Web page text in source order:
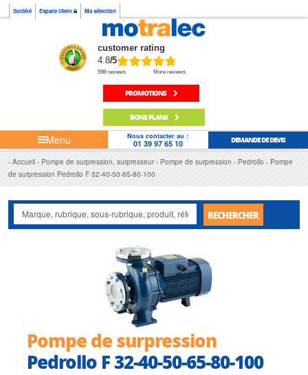
Société Espace client Ma sélection
customer rating
4.8/5
598 reviews More reviews
PROMOTIONS
BONS PLANS
Menu Nous contacter au :
01 39 97 65 10 DEMANDE DE DEVIS
Accueil Pompe de surpression, surpresseur Pompe de surpression Pedrollo
Pompe
de surpression Pedrollo F 32-40-50-65-80-100
RECHERCHER
Pompe de surpression
Pedrollo F 32-40-50-65-80-100